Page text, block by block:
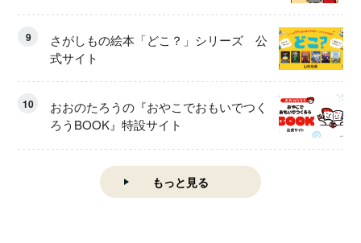
9
さがしもの絵本「どこ？」シリーズ 公
式サイト
10
おおのたろうの『おやこでおもいでつく
ろうBOOK』特設サイト
もっと見る